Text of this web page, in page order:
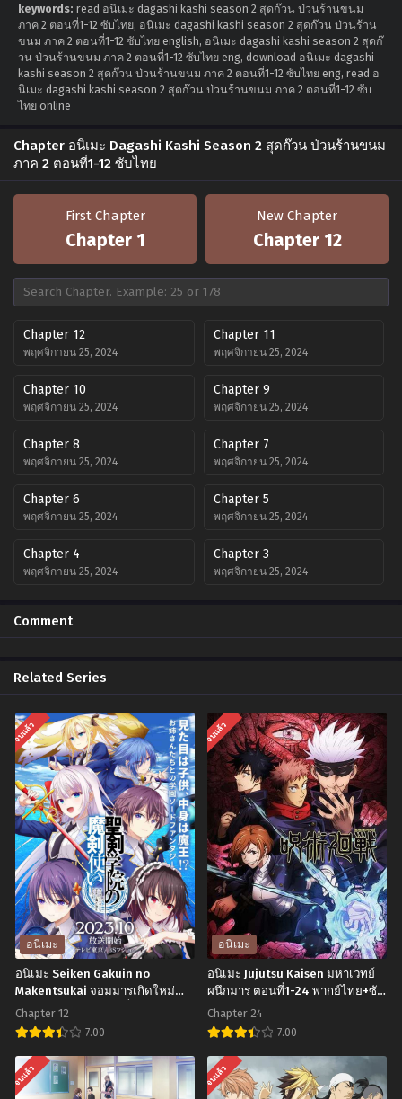
keywords: read อนิเมะ dagashi kashi season 2 สุดก๊วน ป่วนร้านขนม
ภาค 2 ตอนที่1-12 ซับไทย, อนิเมะ dagashi kashi season 2 สุดก๊วน ป่วนร้าน
ขนม ภาค 2 ตอนที่1-12 ซับไทย english, อนิเมะ dagashi kashi season 2 สุดก๊
วน ป่วนร้านขนม ภาค 2 ตอนที่1-12 ซับไทย eng, download อนิเมะ dagashi
kashi season 2 สุดก๊วน ป่วนร้านขนม ภาค 2 ตอนที่1-12 ซับไทย eng, read อ
นิเมะ dagashi kashi season 2 สุดก๊วน ป่วนร้านขนม ภาค 2 ตอนที่1-12 ซับ
ไทย online
Chapter อนิเมะ Dagashi Kashi Season 2 สุดก๊วน ป่วนร้านขนม
ภาค 2 ตอนที่1-12 ซับไทย
First Chapter
Chapter 1
New Chapter
Chapter 12
Chapter 12
พฤศจิกายน 25, 2024
Chapter 11
พฤศจิกายน 25, 2024
Chapter 10
พฤศจิกายน 25, 2024
Chapter 9
พฤศจิกายน 25, 2024
Chapter 8
พฤศจิกายน 25, 2024
Chapter 7
พฤศจิกายน 25, 2024
Chapter 6
พฤศจิกายน 25, 2024
Chapter 5
พฤศจิกายน 25, 2024
Chapter 4
พฤศจิกายน 25, 2024
Chapter 3
พฤศจิกายน 25, 2024
พฤศจิกายน 25, 2024
Comment
Related Series
จบแล้ว
อนิเมะ
อนิเมะ Seiken Gakuin no
Makentsukai จอมมารเกิดใหม่
วิทยาลัยผู้พิทักษ์ ตอนที่1-12 พากย์
ไทย+ซับไทย
Chapter 12
7.00
อ
นิ
จบแล้ว
อนิเมะ
อนิเมะ Jujutsu Kaisen มหาเวทย์
ผนึกมาร ตอนที่1-24 พากย์ไทย+ซับ
ไทย
Chapter 24
7.00
อ
นิ
จบแล้ว จบแล้ว